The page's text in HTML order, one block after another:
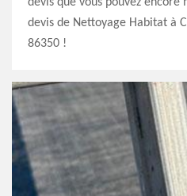
devis de Nettoyage Habitat à
86350 !